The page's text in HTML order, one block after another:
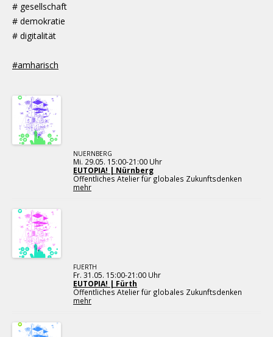
# gesellschaft
# demokratie
# digitalität
#amharisch
NUERNBERG
Mi. 29.05. 15:00-21:00 Uhr
EUTOPIA! | Nürnberg
Öffentliches Atelier für globales Zukunftsdenken
mehr
FUERTH
Fr. 31.05. 15:00-21:00 Uhr
EUTOPIA! | Fürth
Öffentliches Atelier für globales Zukunftsdenken
mehr